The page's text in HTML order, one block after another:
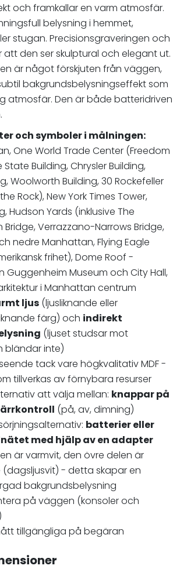
och framkallar en varm atmosfär.
belysning i hemmet,
stugan. Precisionsgraveringen och
att den ser skulptural och elegant ut.
är något förskjuten från väggen,
bakgrundsbelysningseffekt som
atmosfär. Den är både batteridriven
och symboler i målningen:
One World Trade Center (Freedom
State Building, Chrysler Building,
Woolworth Building, 30 Rockefeller
Rock), New York Times Tower,
Hudson Yards (inklusive The
Bridge, Verrazzano-Narrows Bridge,
nedre Manhattan, Flying Eagle
frihet), Dome Roof -
Guggenheim Museum och City Hall,
i Manhattan centrum
ljus (ljusliknande eller
färg) och indirekt
(ljuset studsar mot
bländar inte)
tack vare högkvalitativ MDF -
tillverkas av förnybara resurser
att välja mellan: knappar på
(på, av, dimning)
batterier eller
med hjälp av en adapter
är varmvit, den övre delen är
- detta skapar en
bakgrundsbelysning
på väggen (konsoler och
tillgängliga på begäran